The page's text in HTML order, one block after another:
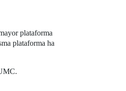
plataforma
plataforma ha